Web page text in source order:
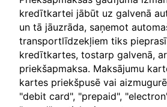
kredītkartei jābūt uz galvenā
un tā jāuzrāda, saņemot
transportlīdzekļiem tiks
kredītkartes, tostarp galvenā,
priekšapmaksa. Maksājumu
kartes priekšpusē vai
"debit card", "prepaid",